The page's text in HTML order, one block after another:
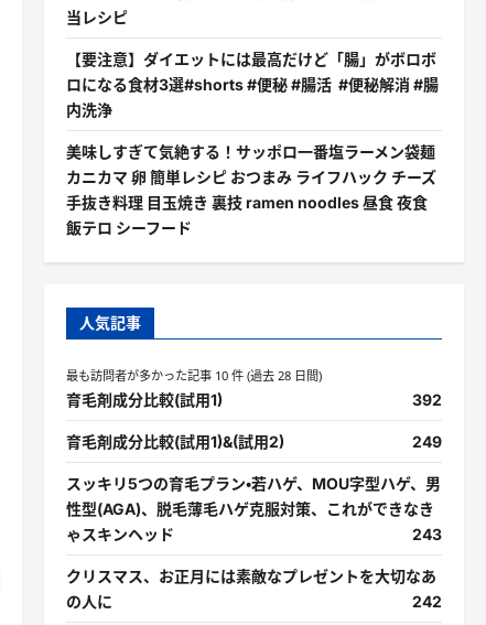
当レシピ
【要注意】ダイエットには最高だけど「腸」がボロボ
ロになる食材3選#shorts #便秘 #腸活 #便秘解消 #腸
内洗浄
美味しすぎて気絶する！サッポロ一番塩ラーメン袋麺
カニカマ 卵 簡単レシピ おつまみ ライフハック チーズ
手抜き料理 目玉焼き 裏技 ramen noodles 昼食 夜食
飯テロ シーフード
人気記事
最も訪問者が多かった記事 10 件 (過去 28 日間)
育毛剤成分比較(試用1) 392
育毛剤成分比較(試用1)&(試用2) 249
スッキリ5つの育毛プラン・若ハゲ、MOU字型ハゲ、男
性型(AGA)、脱毛薄毛ハゲ克服対策、これができなき
ゃスキンヘッド
243
クリスマス、お正月には素敵なプレゼントを大切なあ
の人に
242